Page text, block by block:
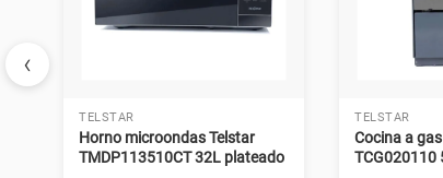
‹
TELSTAR
Horno microondas Telstar
TMDP113510CT 32L plateado
TELSTAR
Cocina a
TCG020110